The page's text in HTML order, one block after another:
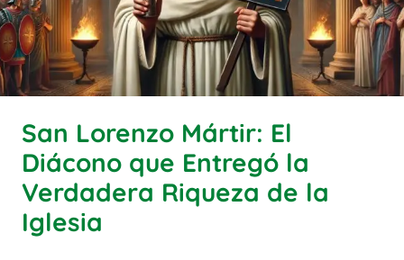
San Lorenzo Mártir: El
Diácono que Entregó la
Verdadera Riqueza de la
Iglesia